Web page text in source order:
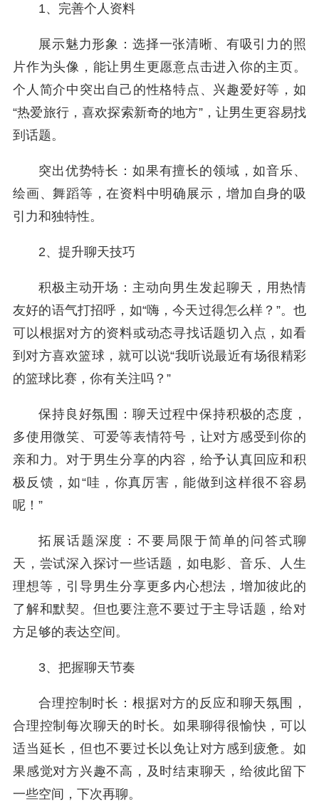
1、完善个人资料
展示魅力形象：选择一张清晰、有吸引力的照
片作为头像，能让男生更愿意点击进入你的主页。
个人简介中突出自己的性格特点、兴趣爱好等，如
“热爱旅行，喜欢探索新奇的地方”，让男生更容易找
到话题。
突出优势特长：如果有擅长的领域，如音乐、
绘画、舞蹈等，在资料中明确展示，增加自身的吸
引力和独特性。
2、提升聊天技巧
积极主动开场：主动向男生发起聊天，用热情
友好的语气打招呼，如“嗨，今天过得怎么样？”。也
可以根据对方的资料或动态寻找话题切入点，如看
到对方喜欢篮球，就可以说“我听说最近有场很精彩
的篮球比赛，你有关注吗？”
保持良好氛围：聊天过程中保持积极的态度，
多使用微笑、可爱等表情符号，让对方感受到你的
亲和力。对于男生分享的内容，给予认真回应和积
极反馈，如“哇，你真厉害，能做到这样很不容易
呢！”
拓展话题深度：不要局限于简单的问答式聊
天，尝试深入探讨一些话题，如电影、音乐、人生
理想等，引导男生分享更多内心想法，增加彼此的
了解和默契。但也要注意不要过于主导话题，给对
方足够的表达空间。
3、把握聊天节奏
合理控制时长：根据对方的反应和聊天氛围，
合理控制每次聊天的时长。如果聊得很愉快，可以
适当延长，但也不要过长以免让对方感到疲惫。如
果感觉对方兴趣不高，及时结束聊天，给彼此留下
一些空间，下次再聊。